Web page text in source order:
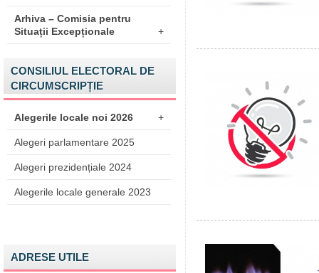
Arhiva – Comisia pentru
Situații Excepționale
+
CONSILIUL ELECTORAL DE
CIRCUMSCRIPȚIE
Alegerile locale noi 2026 +
Alegeri parlamentare 2025
Alegeri prezidențiale 2024
Alegerile locale generale 2023
ADRESE UTILE